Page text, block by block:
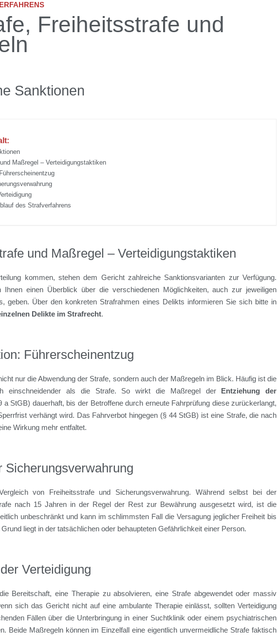
Freiheitsstrafe und
Sanktionen
Maßregel – Verteidigungstaktiken
des Strafverfahrens
und Maßregel – Verteidigungstaktiken
kommen, stehen dem Gericht zahlreiche Sanktionsvarianten zur Verfügung.
Ihnen einen Überblick über die verschiedenen Möglichkeiten, auch zur jeweiligen
geben. Über den konkreten Strafrahmen eines Delikts informieren Sie sich bitte in
Delikte im Strafrecht.
Führerscheinentzug
nur die Abwendung der Strafe, sondern auch der Maßregeln im Blick. Häufig ist die
einschneidender als die Strafe. So wirkt die Maßregel der Entziehung der
a StGB) dauerhaft, bis der Betroffene durch erneute Fahrprüfung diese zurückerlangt,
verhängt wird. Das Fahrverbot hingegen (§ 44 StGB) ist eine Strafe, die nach
Wirkung mehr entfaltet.
Sicherungsverwahrung
von Freiheitsstrafe und Sicherungsverwahrung. Während selbst bei der
nach 15 Jahren in der Regel der Rest zur Bewährung ausgesetzt wird, ist die
unbeschränkt und kann im schlimmsten Fall die Versagung jeglicher Freiheit bis
liegt in der tatsächlichen oder behaupteten Gefährlichkeit einer Person.
Verteidigung
Bereitschaft, eine Therapie zu absolvieren, eine Strafe abgewendet oder massiv
sich das Gericht nicht auf eine ambulante Therapie einlässt, sollten Verteidigung
Fällen über die Unterbringung in einer Suchtklinik oder einem psychiatrischen
Beide Maßregeln können im Einzelfall eine eigentlich unvermeidliche Strafe faktisch